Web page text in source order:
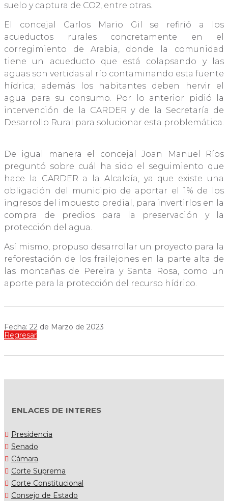
suelo y captura de CO2, entre otras.
El concejal Carlos Mario Gil se refirió a los
acueductos rurales concretamente en el
corregimiento de Arabia, donde la comunidad
tiene un acueducto que está colapsando y las
aguas son vertidas al río contaminando esta fuente
hídrica; además los habitantes deben hervir el
agua para su consumo. Por lo anterior pidió la
intervención de la CARDER y de la Secretaría de
Desarrollo Rural para solucionar esta problemática.
De igual manera el concejal Joan Manuel Ríos
preguntó sobre cuál ha sido el seguimiento que
hace la CARDER a la Alcaldía, ya que existe una
obligación del municipio de aportar el 1% de los
ingresos del impuesto predial, para invertirlos en la
compra de predios para la preservación y la
protección del agua.
Así mismo, propuso desarrollar un proyecto para la
reforestación de los frailejones en la parte alta de
las montañas de Pereira y Santa Rosa, como un
aporte para la protección del recurso hídrico.
Fecha: 22 de Marzo de 2023
Regresar
ENLACES DE INTERES
Presidencia
Senado
Cámara
Corte Suprema
Corte Constitucional
Consejo de Estado